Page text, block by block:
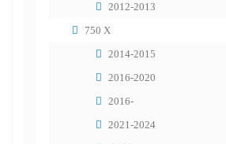
2012-2013
750 X
2014-2015
2016-2020
2016-
2021-2024